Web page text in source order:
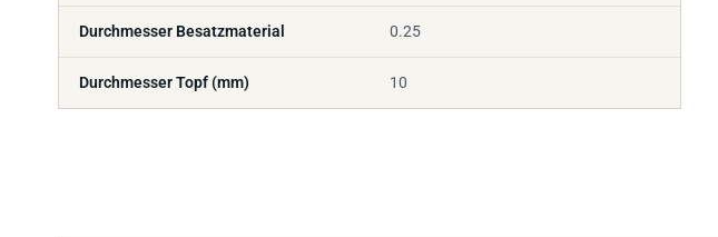
Durchmesser Besatzmaterial 0.25
Durchmesser Topf (mm) 10